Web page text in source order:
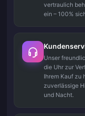
vertraulich
ein – 100%
Unser
die Uhr zur
Ihrem Kauf zu
zuverlässige
und Nacht.